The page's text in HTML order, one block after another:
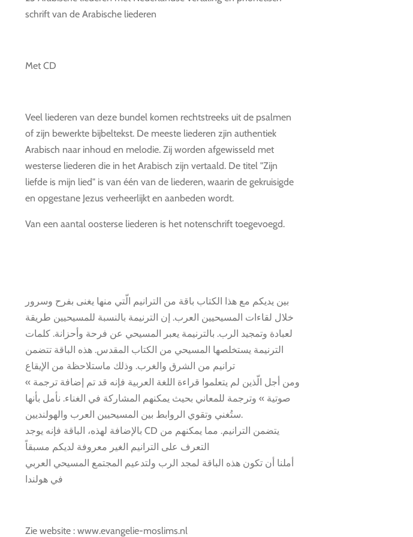
schrift van de Arabische liederen
Met CD
Veel liederen van deze bundel komen rechtstreeks uit de psalmen
of zijn bewerkte bijbeltekst. De meeste liederen zjin authentiek
Arabisch naar inhoud en melodie. Zij worden afgewisseld met
westerse liederen die in het Arabisch zijn vertaald. De titel "Zijn
liefde is mijn lied" is van één van de liederen, waarin de gekruisigde
en opgestane Jezus verheerlijkt en aanbeden wordt.
Van een aantal oosterse liederen is het notenschrift toegevoegd.
بين يديكم مع هذا الكتاب باقة من الترانيم الّتي منها يغنى بفرح وسرور
خلال لقاءات المسيحيين العرب. إن الترنيمة بالنسبة للمسيحيين طريقة
لعبادة وتمجيد الرب. بالترنيمة يعبر المسيحي عن فرحة وأحزانة. كلمات
الترنيمة يستخلصها المسيحي من الكتاب المقدس. هذه الباقة تتضمن
ترانيم من الشرق والغرب. وذلك ماستلاحظة من الإيقاع
ومن أجل الّذين لم يتعلموا قراءة اللغة العربية فإنه قد تم إضافة ترجمة »
صوتية » وترجمة للمعاني بحيث يمكنهم المشاركة في الغناء. نأمل بأنها
ستُغني وتقوي الروابط بين المسيحيين العرب والهولنديين.
بالإضافة لهذه، الباقة فإنه يوجد CD يتضمن الترانيم. مما يمكنهم من
التعرف على الترانيم الغير معروفة لديكم مسبقاً
أملنا أن تكون هذه الباقة لمجد الرب ولتدعيم المجتمع المسيحي العربي
في هولندا
Zie website : www.evangelie-moslims.nl